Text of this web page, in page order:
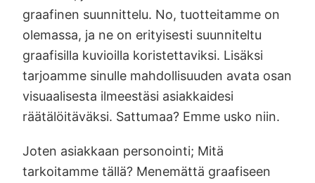
graafinen suunnittelu. No, tuotteitamme on
olemassa, ja ne on erityisesti suunniteltu
graafisilla kuvioilla koristettaviksi. Lisäksi
tarjoamme sinulle mahdollisuuden avata osan
visuaalisesta ilmeestäsi asiakkaidesi
räätälöitäväksi. Sattumaa? Emme usko niin.
Joten asiakkaan personointi; Mitä
tarkoitamme tällä? Menemättä graafiseen